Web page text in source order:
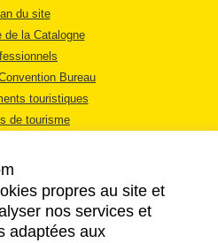
du site
de la Catalogne
Bureau
touristiques
de tourisme
propres au site et
nos services et
adaptées aux